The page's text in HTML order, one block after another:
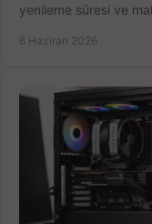
yenileme süresi ve
6 Haziran 2026